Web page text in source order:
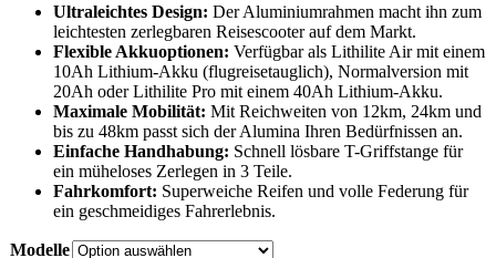
Ultraleichtes Design: Der Aluminiumrahmen macht ihn zum
leichtesten zerlegbaren Reisescooter auf dem Markt.
Flexible Akkuoptionen: Verfügbar als Lithilite Air mit einem
10Ah Lithium-Akku (flugreisetauglich), Normalversion mit
20Ah oder Lithilite Pro mit einem 40Ah Lithium-Akku.
Maximale Mobilität: Mit Reichweiten von 12km, 24km und
bis zu 48km passt sich der Alumina Ihren Bedürfnissen an.
Einfache Handhabung: Schnell lösbare T-Griffstange für
ein müheloses Zerlegen in 3 Teile.
Fahrkomfort: Superweiche Reifen und volle Federung für
ein geschmeidiges Fahrerlebnis.
Modelle